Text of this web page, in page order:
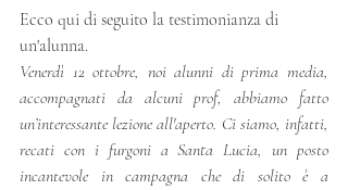
Ecco qui di seguito la testimonianza di
un'alunna.
Venerdì 12 ottobre, noi alunni di prima media,
accompagnati da alcuni prof, abbiamo fatto
un’interessante lezione all'aperto. Ci siamo, infatti,
recati con i furgoni a Santa Lucia, un posto
incantevole in campagna che di solito è a